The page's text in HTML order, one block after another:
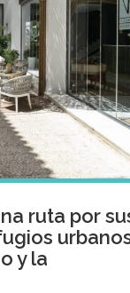
ruta por
y la